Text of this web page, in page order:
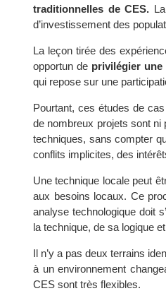
traditionnelles de CES.
d’investissement des
La leçon tirée des
opportun de privilégier une
qui repose sur une
Pourtant, ces études de
de nombreux projets sont ni
techniques, sans compter
conflits implicites, des
Une technique locale peut
aux besoins locaux. Ce
analyse technologique doit
la technique, de sa logique
Il n’y a pas deux terrains
à un environnement
CES sont très flexibles.